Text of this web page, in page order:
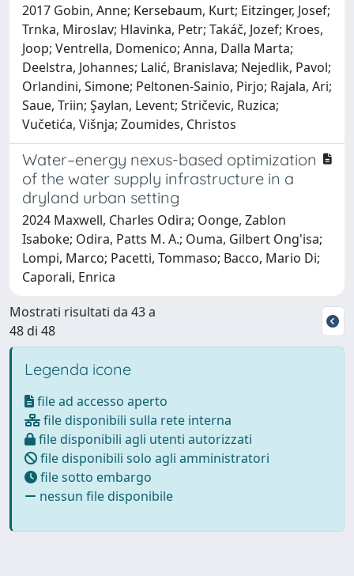
2017 Gobin, Anne; Kersebaum, Kurt; Eitzinger, Josef;
Trnka, Miroslav; Hlavinka, Petr; Takáč, Jozef; Kroes,
Joop; Ventrella, Domenico; Anna, Dalla Marta;
Deelstra, Johannes; Lalić, Branislava; Nejedlik, Pavol;
Orlandini, Simone; Peltonen-Sainio, Pirjo; Rajala, Ari;
Saue, Triin; Şaylan, Levent; Stričevic, Ruzica;
Vučetića, Višnja; Zoumides, Christos
Water–energy nexus-based optimization
of the water supply infrastructure in a
dryland urban setting
2024 Maxwell, Charles Odira; Oonge, Zablon
Isaboke; Odira, Patts M. A.; Ouma, Gilbert Ong'isa;
Lompi, Marco; Pacetti, Tommaso; Bacco, Mario Di;
Caporali, Enrica
Mostrati risultati da 43 a
48 di 48
Legenda icone
file ad accesso aperto
file disponibili sulla rete interna
file disponibili agli utenti autorizzati
file disponibili solo agli amministratori
file sotto embargo
nessun file disponibile